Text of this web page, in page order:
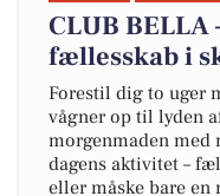
CLUB BELLA
fællesskab i
Forestil dig to uger
vågner op til lyden
morgenmaden med
dagens aktivitet –
eller måske bare en